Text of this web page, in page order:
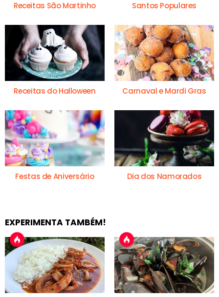
Receitas São Martinho Santos Populares
Receitas do Halloween Carnaval e Mardi Gras
Festas de Aniversário Dia dos Namorados
EXPERIMENTA TAMBÉM!